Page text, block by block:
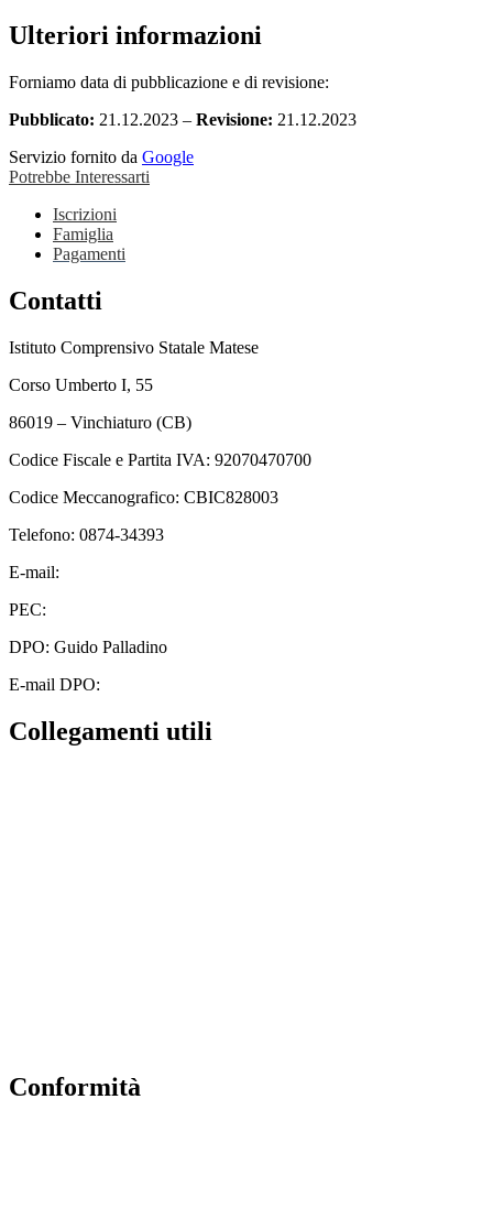
Ulteriori informazioni
Forniamo data di pubblicazione e di revisione:
Pubblicato: 21.12.2023 – Revisione: 21.12.2023
Servizio fornito da Google
Potrebbe Interessarti
Iscrizioni
Famiglia
Pagamenti
Contatti
Istituto Comprensivo Statale Matese
Corso Umberto I, 55
86019 – Vinchiaturo (CB)
Codice Fiscale e Partita IVA: 92070470700
Codice Meccanografico: CBIC828003
Telefono: 0874-34393
E-mail:
PEC:
DPO: Guido Palladino
E-mail DPO:
Collegamenti utili
Conformità